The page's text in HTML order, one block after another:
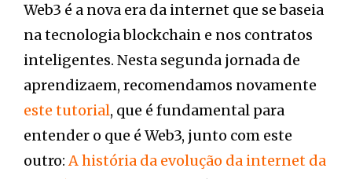
Web3 é a nova era da internet que se baseia
na tecnologia blockchain e nos contratos
inteligentes. Nesta segunda jornada de
aprendizaem, recomendamos novamente
este tutorial, que é fundamental para
entender o que é Web3, junto com este
outro:A história da evolução da internet da